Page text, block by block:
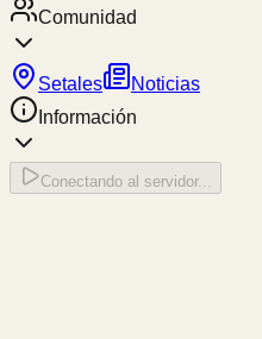
Comunidad
Setales
Noticias
Información
Conectando al servidor...